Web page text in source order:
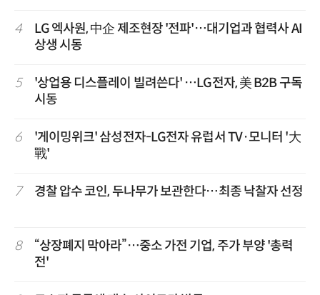
4
LG 엑사원, 中企 제조현장 '전파'…대기업과 협력사 AI
상생 시동
5
'상업용 디스플레이 빌려쓴다' …LG전자, 美 B2B 구독
시동
6
'게이밍위크' 삼성전자-LG전자 유럽서 TV·모니터 '大
戰'
7 경찰 압수 코인, 두나무가 보관한다…최종 낙찰자 선정
8
“상장폐지 막아라”…중소 가전 기업, 주가 부양 '총력
전'